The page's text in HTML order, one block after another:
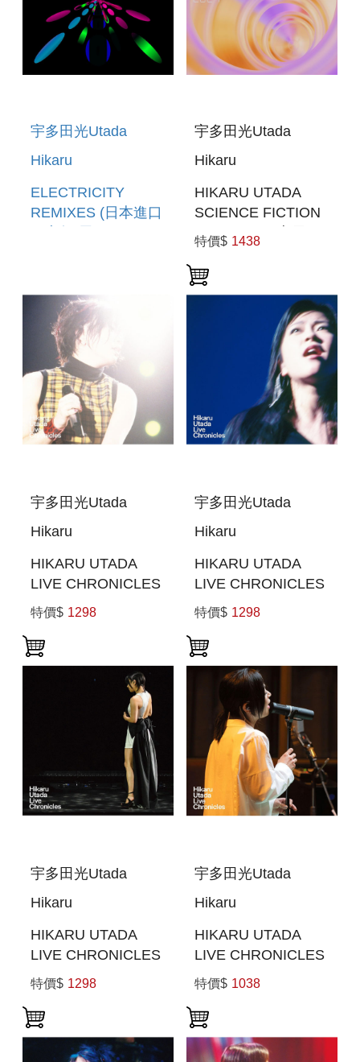
宇多田光Utada
Hikaru
ELECTRICITY
REMIXES (日本進口
宇多田光Utada
Hikaru
HIKARU UTADA
SCIENCE FICTION
TOUR 2024(索尼進
特價$ 1438
宇多田光Utada
Hikaru
HIKARU UTADA
LIVE CHRONICLES
BOHEMIAN
SUMMER 2000 (日
本進口版((BLU-
RAY))
特價$ 1298
宇多田光Utada
Hikaru
HIKARU UTADA
LIVE CHRONICLES
IN BUDOKAN 2004
(日本進口版(BLU-
RAY))
特價$ 1298
宇多田光Utada
Hikaru
HIKARU UTADA
LIVE CHRONICLES
LAUGHTER IN THE
DARK TOUR 2018
(日本進口BLU-RAY)
特價$ 1298
宇多田光Utada
Hikaru
HIKARU UTADA
LIVE CHRONICLES
LIVE SESSIONS
FROM AIR
STUDIOS (2022)(日
本進口(BLU-RAY))
特價$ 1038